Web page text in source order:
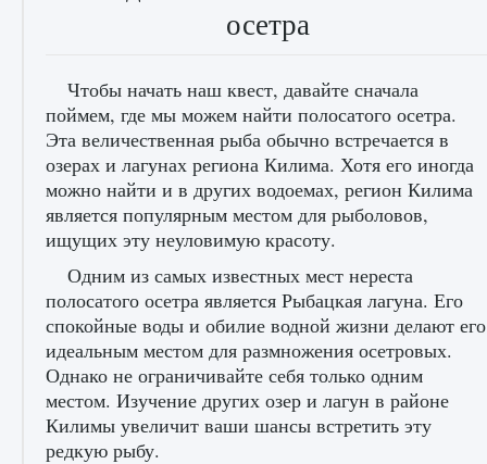
лицензии, лиги, команды и стадионы в EA
FC 25
9 августа 2024 2 395
осетра
Чтобы начать наш квест, давайте сначала
поймем, где мы можем найти полосатого осетра.
Эта величественная рыба обычно встречается в
озерах и лагунах региона Килима. Хотя его иногда
можно найти и в других водоемах, регион Килима
является популярным местом для рыболовов,
ищущих эту неуловимую красоту.
Одним из самых известных мест нереста
полосатого осетра является Рыбацкая лагуна. Его
спокойные воды и обилие водной жизни делают его
идеальным местом для размножения осетровых.
Однако не ограничивайте себя только одним
местом. Изучение других озер и лагун в районе
Килимы увеличит ваши шансы встретить эту
редкую рыбу.